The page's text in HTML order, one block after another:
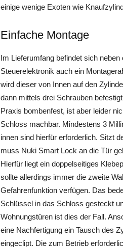
einige wenige Exoten wie
Einfache Montage
Im Lieferumfang befindet sich neben
Steuerelektronik auch ein
wird dieser von Innen auf den
dann mittels drei Schrauben
Praxis bombenfest, ist aber leider
Schloss machbar. Mindestens 3
innen sind hierfür erforderlich. Sitzt
muss Nuki Smart Lock an die Tür
Hierfür liegt ein doppelseitiges
sollte allerdings immer die zweite
Gefahrenfunktion verfügen. Das
Schlüssel in das Schloss gesteckt
Wohnungstüren ist dies der Fall.
eine Nachfertigung ein Tausch des
eingeclipt. Die zum Betrieb